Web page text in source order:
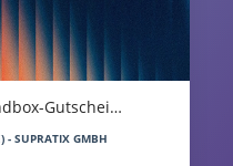
Gutschei…
- SUPRATIX GMBH